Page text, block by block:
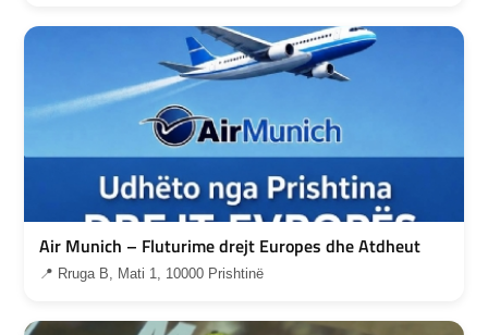
Air Munich – Fluturime drejt Europes dhe Atdheut
📍 Rruga B, Mati 1, 10000 Prishtinë